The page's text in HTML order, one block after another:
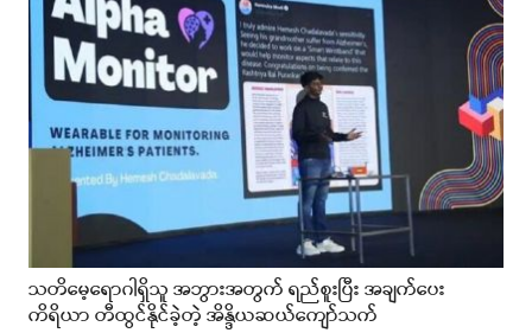
သတိမေ့ရောဂါရှိသူ အဘွားအတွက် ရည်စူးပြီး အချက်ပေး
ကိရိယာ တီထွင်နိုင်ခဲ့တဲ့ အိန္ဒိယဆယ်ကျော်သက်